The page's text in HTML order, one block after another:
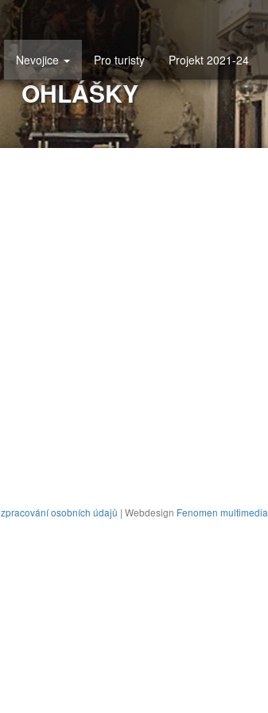
Nevojice Pro turisty Projekt 2021-24
OHLÁŠKY
zpracování osobních údajů | Webdesign Fenomen multimedia